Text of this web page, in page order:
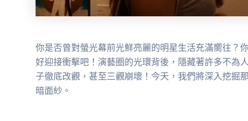
你是否曾對螢光幕前光鮮亮麗的明星生活充滿嚮往？
好迎接衝擊吧！演藝圈的光環背後，隱藏著許多不為
子徹底改觀，甚至三觀崩壞！今天，我們將深入挖掘
暗面紗。